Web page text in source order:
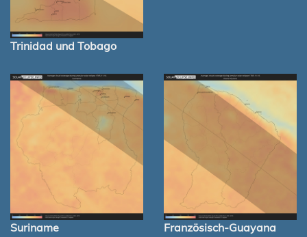
Trinidad und Tobago
Suriname Französisch-Guayana